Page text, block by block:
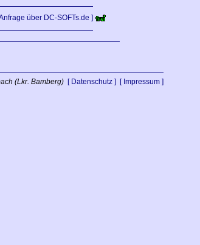
über DC-SOFTs.de ]
(Lkr. Bamberg) [ Datenschutz ] [ Impressum ]